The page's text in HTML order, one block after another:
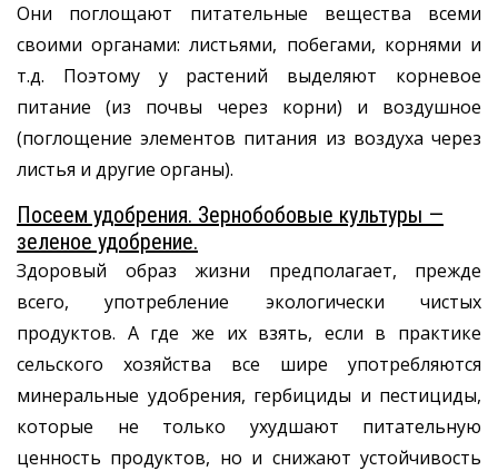
Они поглощают питательные вещества всеми
своими органами: листьями, побегами, корнями и
т.д. Поэтому у растений выделяют корневое
питание (из почвы через корни) и воздушное
(поглощение элементов питания из воздуха через
листья и другие органы).
Посеем удобрения. Зернобобовые культуры —
зеленое удобрение.
Здоровый образ жизни предполагает, прежде
всего, употребление экологически чистых
продуктов. А где же их взять, если в практике
сельского хозяйства все шире употребляются
минеральные удобрения, гербициды и пестициды,
которые не только ухудшают питательную
ценность продуктов, но и снижают устойчивость